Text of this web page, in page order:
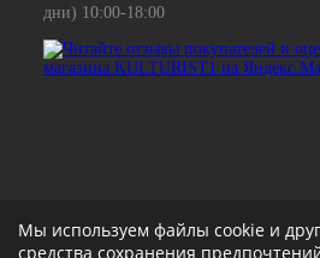
дни) 10:00-18:00
Мы используем файлы cookie и
средства сохранения